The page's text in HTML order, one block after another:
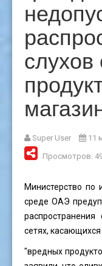
Super User
11
Просмотров:
Министерство
среде ОАЭ
сетях, касающихся
"вредных